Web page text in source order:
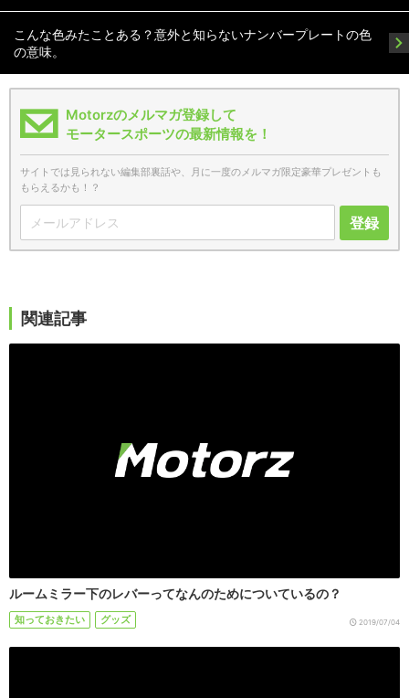
こんな色みたことある？意外と知らないナンバープレートの色
の意味。
Motorzのメルマガ登録して
モータースポーツの最新情報を！
サイトでは見られない編集部裏話や、月に一度のメルマガ限定豪華プレゼントも
もらえるかも！？
登録
関連記事
ルームミラー下のレバーってなんのためについているの？
知っておきたい グッズ 2019/07/04